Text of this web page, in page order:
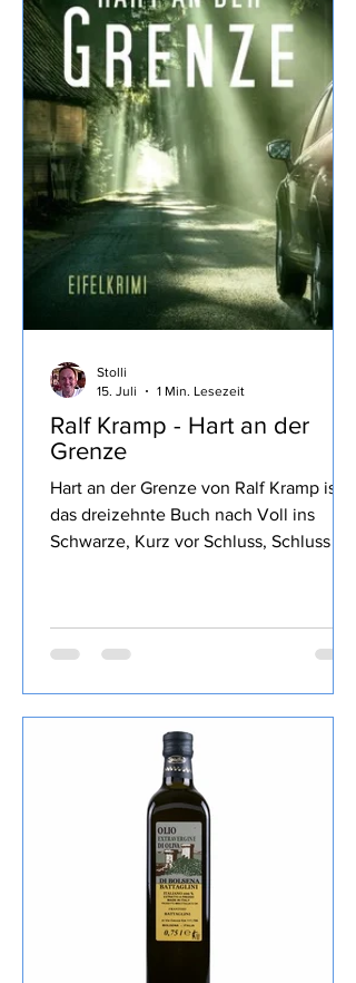
Ralf Kramp - Hart an der
Grenze
Hart an der Grenze von Ralf Kramp ist
das dreizehnte Buch nach Voll ins
Wald, Blaues Blut, Mord und Totlach,
Ein Viertelpfund Mord, Ihr Mord,
Morden an, Starker Abgang, Mord After
Eight und Der neunte Tod, das ich von
diesem Autor gelesen habe , den Inhalt
lasse ich wie üblich weg, ist in der
Rezension von Lovely Books enthalten,
mein Fazit: Ein echter Herbie, die
15. Juli
1 Min. Lesezeit